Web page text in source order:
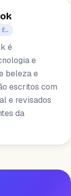
é
e
beleza e
escritos com
e revisados
da